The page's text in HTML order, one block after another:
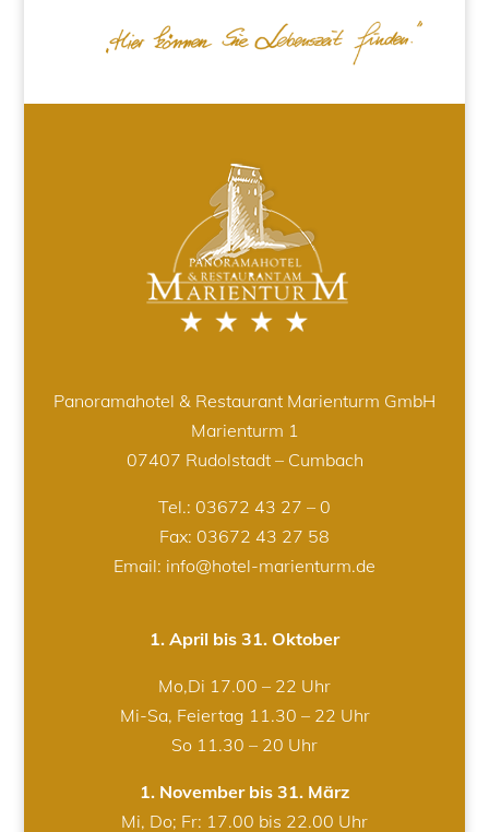
Panoramahotel & Restaurant Marienturm GmbH
Marienturm 1
07407 Rudolstadt – Cumbach
Tel.: 03672 43 27 – 0
Fax: 03672 43 27 58
Email: info@hotel-marienturm.de
1. April bis 31. Oktober
Mo,Di 17.00 – 22 Uhr
Mi-Sa, Feiertag 11.30 – 22 Uhr
So 11.30 – 20 Uhr
1. November bis 31. März
Mi, Do; Fr: 17.00 bis 22.00 Uhr